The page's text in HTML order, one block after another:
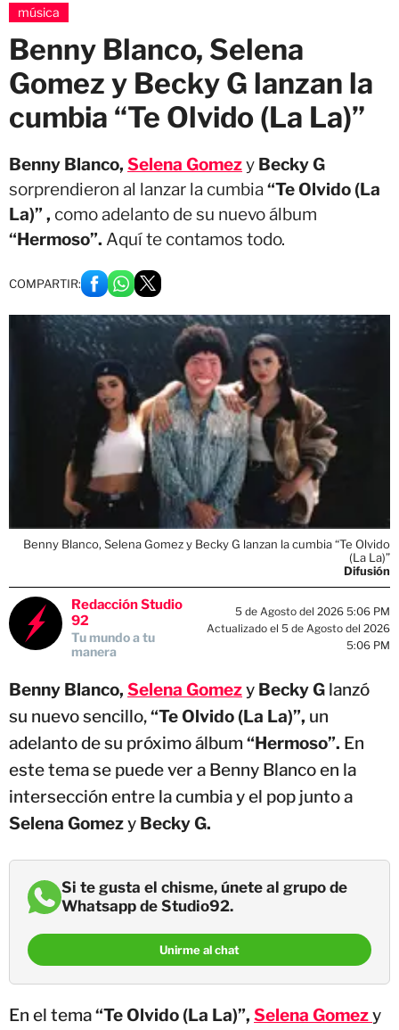
música
Benny Blanco, Selena
Gomez y Becky G lanzan la
cumbia “Te Olvido (La La)”
Benny Blanco, Selena Gomezy Becky G
sorprendieron al lanzar la cumbia “Te Olvido (La
La)” , como adelanto de su nuevo álbum
“Hermoso”. Aquí te contamos todo.
COMPARTIR:
Benny Blanco, Selena Gomez y Becky G lanzan la cumbia “Te Olvido
(La La)”
Difusión
Redacción Studio
92
Tu mundo a tu
manera
5 de Agosto del 2026 5:06 PM
Actualizado el 5 de Agosto del 2026
5:06 PM
Benny Blanco, Selena Gomezy Becky G lanzó
su nuevo sencillo,“Te Olvido (La La)”, un
adelanto de su próximo álbum “Hermoso”. En
este tema se puede ver a Benny Blanco en la
intersección entre la cumbia y el pop junto a
Selena Gomezy Becky G.
Si te gusta el chisme, únete al grupo de
Whatsapp de Studio92.
Unirme al chat
En el tema“Te Olvido (La La)”, Selena Gomezy